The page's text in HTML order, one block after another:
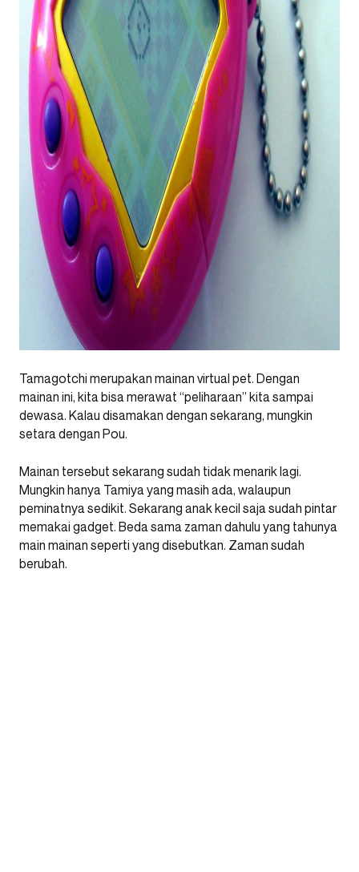
Tamagotchi merupakan mainan virtual pet. Dengan
mainan ini, kita bisa merawat “peliharaan” kita sampai
dewasa. Kalau disamakan dengan sekarang, mungkin
setara dengan Pou.
Mainan tersebut sekarang sudah tidak menarik lagi.
Mungkin hanya Tamiya yang masih ada, walaupun
peminatnya sedikit. Sekarang anak kecil saja sudah pintar
memakai gadget. Beda sama zaman dahulu yang tahunya
main mainan seperti yang disebutkan. Zaman sudah
berubah.